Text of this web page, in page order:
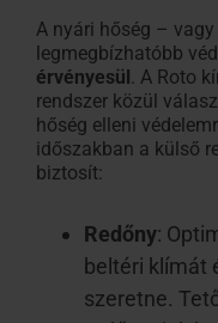
A nyári hőség – vagy
legmegbízhatóbb
érvényesül. A Roto
rendszer közül
hőség elleni
időszakban a külső
biztosít:
Redőny:
beltéri klímát
szeretne.